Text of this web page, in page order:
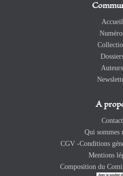
Accueil
Auteurs
A
Contact
Qui sommes
CGV -Conditions
Mentions
Composition du